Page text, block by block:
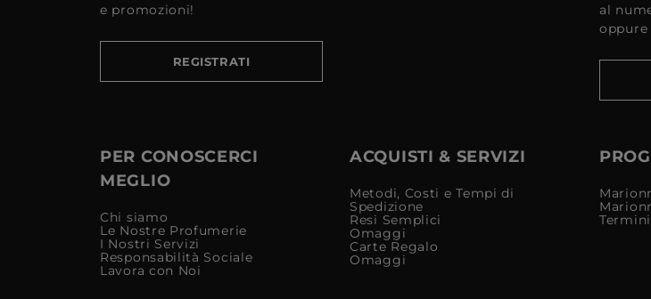
e promozioni!
REGISTRATI
al
PER CONOSCERCI
MEGLIO
Chi siamo
Le Nostre Profumerie
I Nostri Servizi
Responsabilità Sociale
Lavora con Noi
ACQUISTI & SERVIZI
Metodi, Costi e Tempi di
Spedizione
Resi Semplici
Omaggi
Carte Regalo
Omaggi